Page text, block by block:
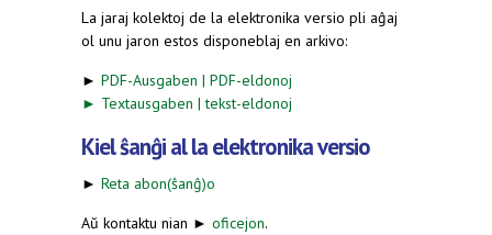
La jaraj kolektoj de la elektronika versio pli aĝaj
ol unu jaron estos disponeblaj en arkivo:
► PDF-Ausgaben | PDF-eldonoj
► Textausgaben | tekst-eldonoj
Kiel ŝanĝi al la elektronika versio
► Reta abon(ŝanĝ)o
Aŭ kontaktu nian ► oficejon.